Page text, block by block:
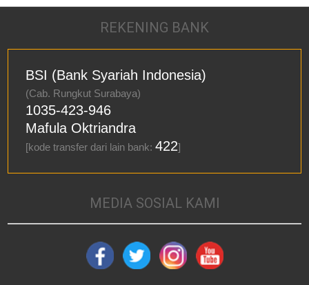
REKENING BANK
BSI (Bank Syariah Indonesia)
(Cab. Rungkut Surabaya)
1035-423-946
Mafula Oktriandra
[kode transfer dari lain bank:422]
MEDIA SOSIAL KAMI